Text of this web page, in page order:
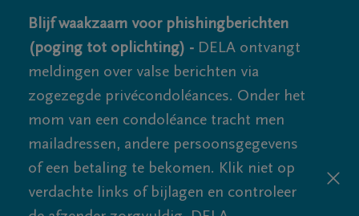
Blijf waakzaam voor phishingberichten
(poging tot oplichting) - DELA ontvangt
meldingen over valse berichten via
zogezegde privécondoléances. Onder het
mom van een condoléance tracht men
mailadressen, andere persoonsgegevens
of een betaling te bekomen. Klik niet op
verdachte links of bijlagen en controleer